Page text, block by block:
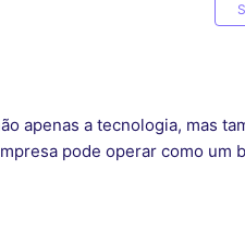
apenas a tecnologia, mas
pode operar como um